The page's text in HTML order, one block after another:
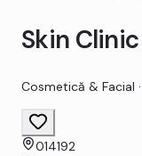
Skin Clinic
Cosmetică & Facial ·
014192